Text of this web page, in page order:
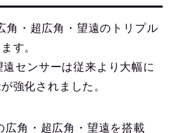
・超広角・望遠のトリプル
す。
センサーは従来より大幅に
強化されました。
角・超広角・望遠を搭載